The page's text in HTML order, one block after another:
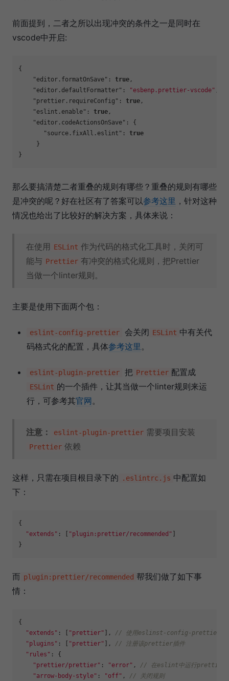
前面提到，二者之所以出现冲突的条件之一是同时在
vscode中开启:
{
"editor.formatOnSave" : true ,
"editor.defaultFormatter" : "esbenp.prettier-vscode"
"prettier.requireConfig" : true ,
"eslint.enable" : true ,
"editor.codeActionsOnSave" :
{
"source.fixAll.eslint" :
true
}
}
那么要搞清楚二者重叠的规则有哪些？重叠的规则有哪些
是冲突的呢？好在社区有了答案可以参考这里 ，针对这种
情况也给出了比较好的解决方案，具体来说：
在使用 ESLint 作为代码的格式化工具时，关闭可
能与 Prettier 有冲突的格式化规则，把Prettier
当做一个linter规则。
主要是使用下面两个包：
eslint-config-prettier 会关闭 ESLint 中有关代
码格式化的配置，具体参考这里。
eslint-plugin-prettier 把 Prettier 配置成
ESLint 的一个插件，让其当做一个linter规则来运
行，可参考其官网。
注意： eslint-plugin-prettier 需要项目安装
Prettier 依赖
这样，只需在项目根目录下的 .eslintrc.js 中配置如
下：
{
"extends" : [ "plugin:prettier/recommended"
而 plugin:prettier/recommended 帮我们做了如下事
情：
{
"extends" : [ "prettier" ], // 使用eslinst-config-prettier中的
"plugins" : [ "prettier" ], // 注册该prettier插件
"rules" : {
"prettier/prettier" : "error" , // 在eslint中运行prettier，
"arrow-body-style" : "off" , // 关闭规则